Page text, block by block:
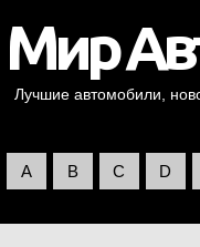
Лучшие автомобили,
A B C D